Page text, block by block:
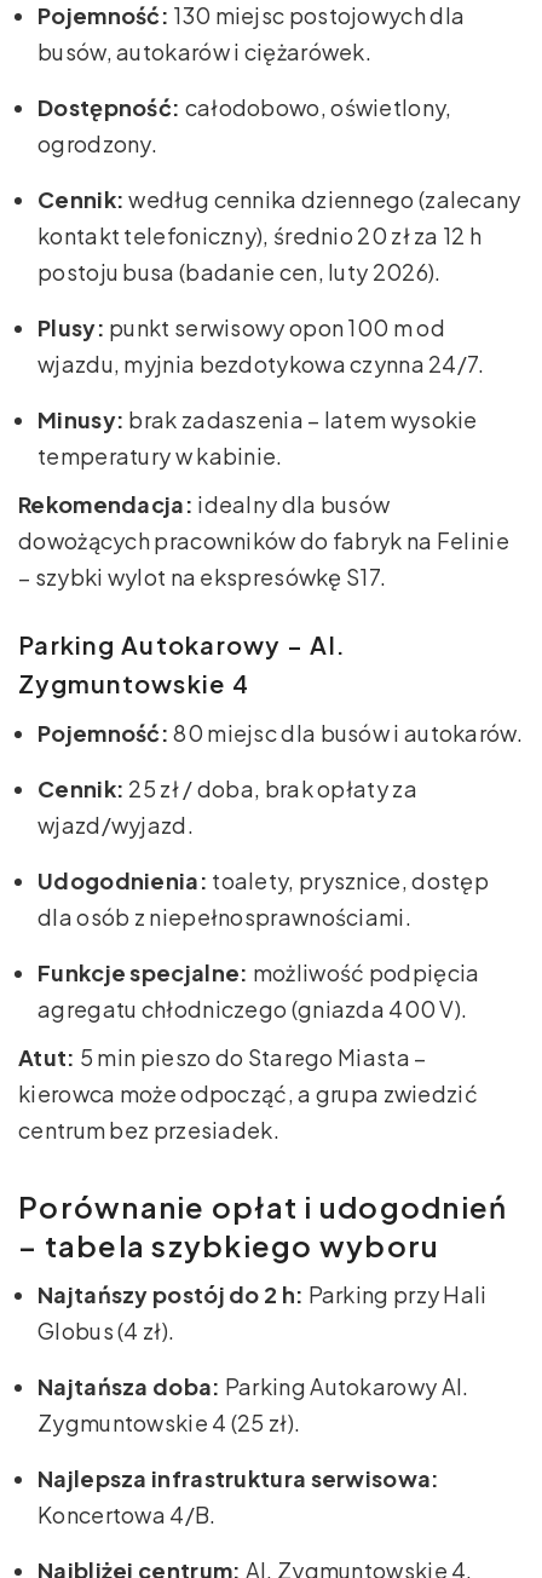
Pojemność: 130 miejsc postojowych dla
busów, autokarów i ciężarówek.
Dostępność: całodobowo, oświetlony,
ogrodzony.
Cennik: według cennika dziennego (zalecany
kontakt telefoniczny), średnio 20 zł za 12 h
postoju busa (badanie cen, luty 2026).
Plusy: punkt serwisowy opon 100 m od
wjazdu, myjnia bezdotykowa czynna 24/7.
Minusy: brak zadaszenia – latem wysokie
temperatury w kabinie.
Rekomendacja: idealny dla busów
dowożących pracowników do fabryk na Felinie
– szybki wylot na ekspresówkę S17.
Parking Autokarowy – Al.
Zygmuntowskie 4
Pojemność: 80 miejsc dla busów i autokarów.
Cennik: 25 zł / doba, brak opłaty za
wjazd/wyjazd.
Udogodnienia: toalety, prysznice, dostęp
dla osób z niepełnosprawnościami.
Funkcje specjalne: możliwość podpięcia
agregatu chłodniczego (gniazda 400 V).
Atut: 5 min pieszo do Starego Miasta –
kierowca może odpocząć, a grupa zwiedzić
centrum bez przesiadek.
Porównanie opłat i udogodnień
– tabela szybkiego wyboru
Najtańszy postój do 2 h: Parking przy Hali
Globus (4 zł).
Najtańsza doba: Parking Autokarowy Al.
Zygmuntowskie 4 (25 zł).
Najlepsza infrastruktura serwisowa:
Koncertowa 4/B.
Najbliżej centrum: Al. Zygmuntowskie 4.